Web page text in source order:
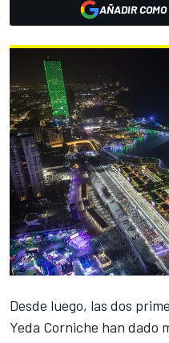
AÑADIR
Desde luego, las dos
Yeda Corniche han dado